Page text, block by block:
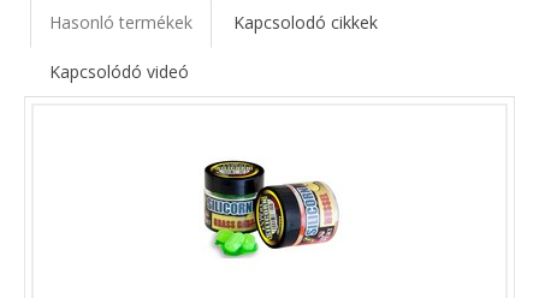
Hasonló termékek Kapcsolodó cikkek
Kapcsolódó videó